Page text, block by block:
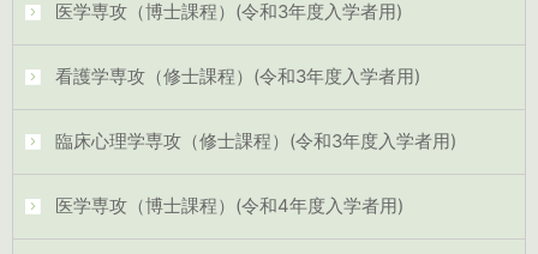
医学専攻（博士課程）(令和3年度入学者用)
看護学専攻（修士課程）(令和3年度入学者用)
臨床心理学専攻（修士課程）(令和3年度入学者用)
医学専攻（博士課程）(令和4年度入学者用)